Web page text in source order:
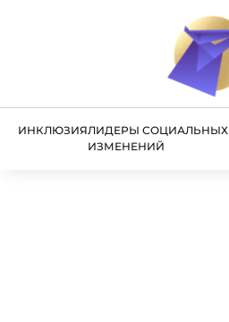
ИНКЛЮЗИЯЛИДЕРЫ СОЦИАЛЬНЫХ
ИЗМЕНЕНИЙ